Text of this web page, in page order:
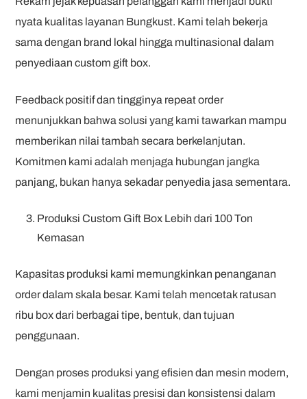
nyata kualitas layanan Bungkust. Kami telah bekerja
sama dengan brand lokal hingga multinasional dalam
penyediaan custom gift box.
Feedback positif dan tingginya repeat order
menunjukkan bahwa solusi yang kami tawarkan mampu
memberikan nilai tambah secara berkelanjutan.
Komitmen kami adalah menjaga hubungan jangka
panjang, bukan hanya sekadar penyedia jasa sementara.
Produksi Custom Gift Box Lebih dari 100 Ton
Kemasan
Kapasitas produksi kami memungkinkan penanganan
order dalam skala besar. Kami telah mencetak ratusan
ribu box dari berbagai tipe, bentuk, dan tujuan
penggunaan.
Dengan proses produksi yang efisien dan mesin modern,
kami menjamin kualitas presisi dan konsistensi dalam